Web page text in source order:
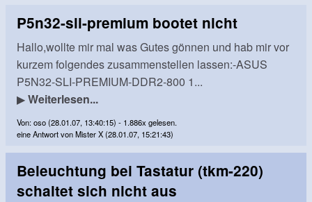
P5n32-sli-premium bootet nicht
Hallo,wollte mir mal was Gutes gönnen und hab mir vor
kurzem folgendes zusammenstellen lassen:-ASUS
P5N32-SLI-PREMIUM-DDR2-800 1...
▶Weiterlesen...
Von: oso (28.01.07, 13:40:15) - 1.886x gelesen.
eine Antwort von Mister X (28.01.07, 15:21:43)
Beleuchtung bei Tastatur (tkm-220)
schaltet sich nicht aus